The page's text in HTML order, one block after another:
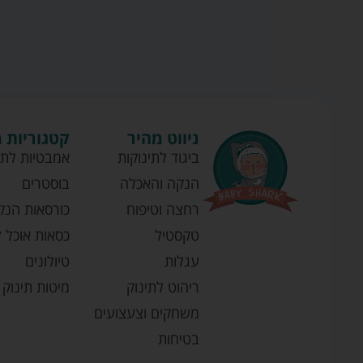
ניווט מהיר
ביגוד לתינוקות
הנקה והאכלה
רחצה וטיפוח
טקסטיל
עגלות
ריהוט לתינוק
משחקים וצעצועים
בטיחות
אמבטיות
בוסטרים
כורסאות
כסאות אוכל
טיולונים
מיטות תינוק